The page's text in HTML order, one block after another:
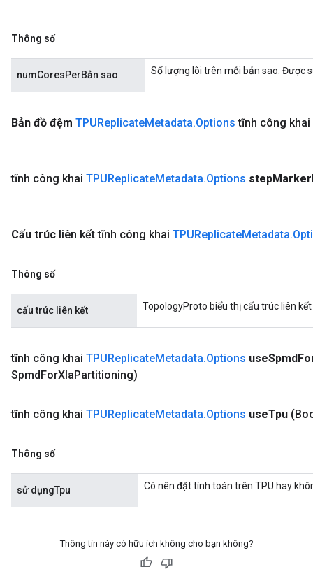
Thông số
numCoresPerBản sao Số lượng lõi trên mỗi bản sao. Được
Bản đồ đệm TPUReplicateMetadata.Options tĩnh công khai
tĩnh công khai TPUReplicateMetadata.Options stepMarker
Cấu trúc liên kết tĩnh công khai TPUReplicateMetadata.
Thông số
cấu trúc liên kết TopologyProto biểu thị cấu trúc liên
tĩnh công khai TPUReplicateMetadata.Options useSpmd
SpmdForXlaPartitioning)
tĩnh công khai TPUReplicateMetadata.Options useTpu
Thông số
sử dụngTpu Có nên đặt tính toán trên TPU hay
Thông tin này có hữu ích không cho bạn không?